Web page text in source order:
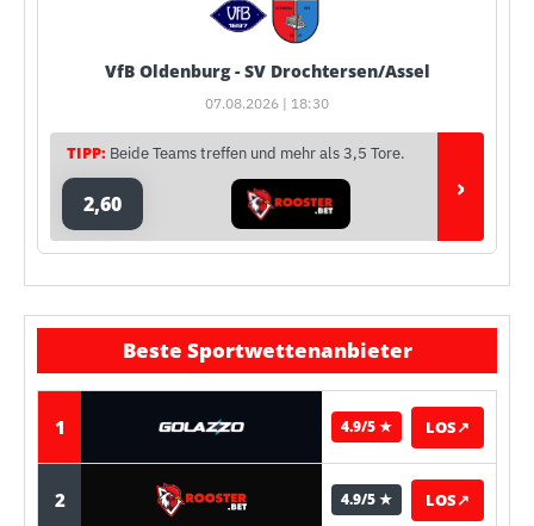
VfB Oldenburg - SV Drochtersen/Assel
07.08.2026 | 18:30
TIPP: Beide Teams treffen und mehr als 3,5 Tore.
2,60 ›
Beste Sportwettenanbieter
1 4.9/5 ★ LOS↗
2 4.9/5 ★ LOS↗